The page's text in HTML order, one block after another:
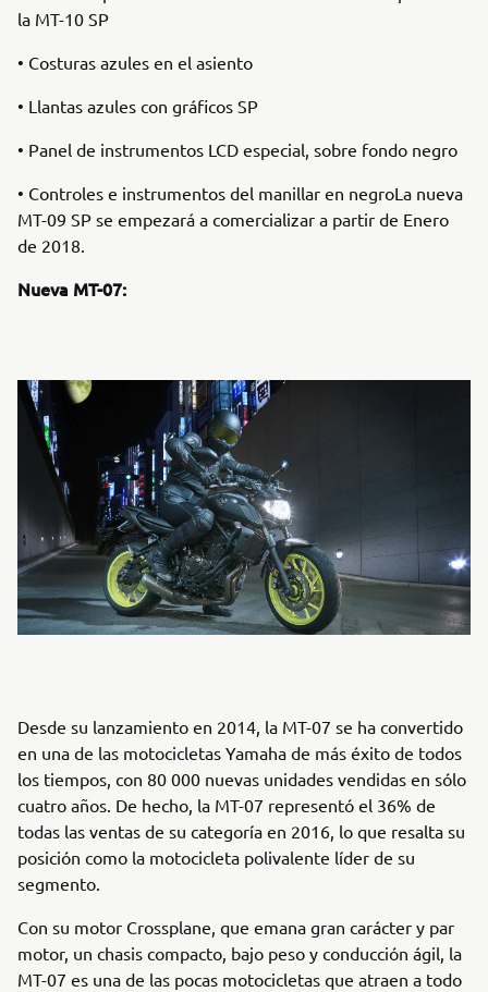
la MT-10 SP
• Costuras azules en el asiento
• Llantas azules con gráficos SP
• Panel de instrumentos LCD especial, sobre fondo negro
• Controles e instrumentos del manillar en negroLa nueva
MT-09 SP se empezará a comercializar a partir de Enero
de 2018.
Nueva MT-07:
Desde su lanzamiento en 2014, la MT-07 se ha convertido
en una de las motocicletas Yamaha de más éxito de todos
los tiempos, con 80 000 nuevas unidades vendidas en sólo
cuatro años. De hecho, la MT-07 representó el 36% de
todas las ventas de su categoría en 2016, lo que resalta su
posición como la motocicleta polivalente líder de su
segmento.
Con su motor Crossplane, que emana gran carácter y par
motor, un chasis compacto, bajo peso y conducción ágil, la
MT-07 es una de las pocas motocicletas que atraen a todo